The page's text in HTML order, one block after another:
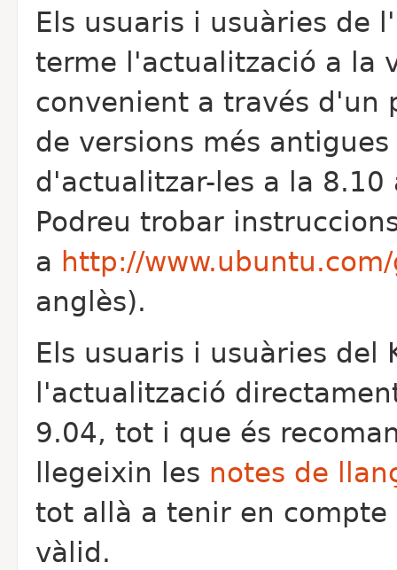
Els usuaris i usuàries de
terme l'actualització a la
convenient a través d'un
de versions més
d'actualitzar-les a la
Podreu trobar
a http://
anglès).
Els usuaris i usuàries
l'actualització
9.04, tot i que és
llegeixin les notes de
tot allà a tenir en
vàlid.